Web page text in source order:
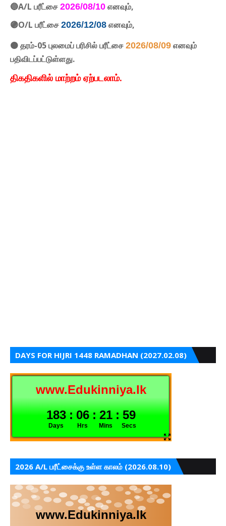
🔵A/L பரீட்சை 2026/08/10 எனவும்,
🟣O/L பரீட்சை 2026/12/08 எனவும்,
🟠 தரம்-05 புலமைப் பரிசில் பரீட்சை 2026/08/09 எனவும்
பதிவிடப்பட்டுள்ளது.
திகதிகளில் மாற்றம் ஏற்படலாம்.
DAYS FOR HIJRI 1448 RAMADHAN (2027.02.08)
2026 A/L பரீட்சைக்கு உள்ள காலம் (2026.08.10)